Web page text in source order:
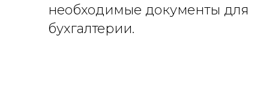
необходимые документы для
бухгалтерии.